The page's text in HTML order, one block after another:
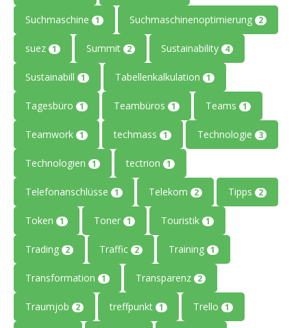
Suchmaschine 1 Suchmaschinenoptimierung 2
suez 1 Summit 2 Sustainability 4
Sustainabill 1 Tabellenkalkulation 1
Tagesbüro 1 Teambüros 1 Teams 1
Teamwork 1 techmass 1 Technologie 3
Technologien 1 tectrion 1
Telefonanschlüsse 1 Telekom 2 Tipps 2
Token 1 Toner 1 Touristik 1
Trading 2 Traffic 2 Training 1
Transformation 1 Transparenz 2
Traumjob 2 treffpunkt 1 Trello 1